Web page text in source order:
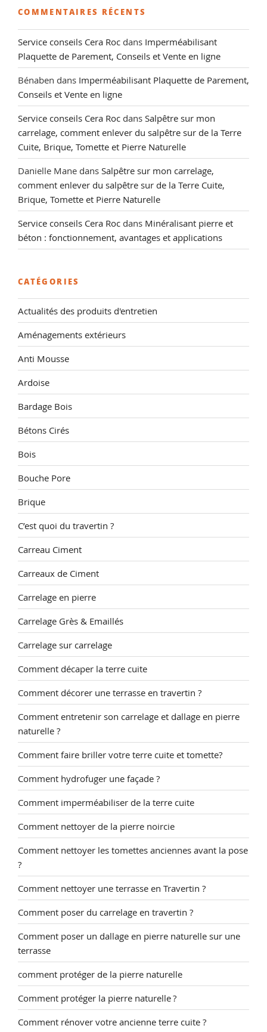
COMMENTAIRES RÉCENTS
Service conseils Cera Roc dans Imperméabilisant
Plaquette de Parement, Conseils et Vente en ligne
Bénaben dans Imperméabilisant Plaquette de Parement,
Conseils et Vente en ligne
Service conseils Cera Roc dans Salpêtre sur mon
carrelage, comment enlever du salpêtre sur de la Terre
Cuite, Brique, Tomette et Pierre Naturelle
Danielle Mane dans Salpêtre sur mon carrelage,
comment enlever du salpêtre sur de la Terre Cuite,
Brique, Tomette et Pierre Naturelle
Service conseils Cera Roc dans Minéralisant pierre et
béton : fonctionnement, avantages et applications
CATÉGORIES
Actualités des produits d'entretien
Aménagements extérieurs
Anti Mousse
Ardoise
Bardage Bois
Bétons Cirés
Bois
Bouche Pore
Brique
C’est quoi du travertin ?
Carreau Ciment
Carreaux de Ciment
Carrelage en pierre
Carrelage Grès & Emaillés
Carrelage sur carrelage
Comment décaper la terre cuite
Comment décorer une terrasse en travertin ?
Comment entretenir son carrelage et dallage en pierre
naturelle ?
Comment faire briller votre terre cuite et tomette?
Comment hydrofuger une façade ?
Comment imperméabiliser de la terre cuite
Comment nettoyer de la pierre noircie
Comment nettoyer les tomettes anciennes avant la pose
?
Comment nettoyer une terrasse en Travertin ?
Comment poser du carrelage en travertin ?
Comment poser un dallage en pierre naturelle sur une
terrasse
comment protéger de la pierre naturelle
Comment protéger la pierre naturelle ?
Comment rénover votre ancienne terre cuite ?